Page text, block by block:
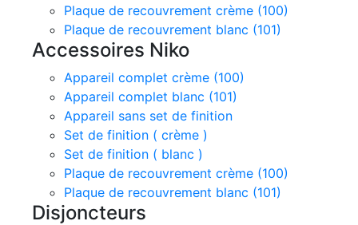
Plaque de recouvrement crème (100)
Plaque de recouvrement blanc (101)
Accessoires Niko
Appareil complet crème (100)
Appareil complet blanc (101)
Appareil sans set de finition
Set de finition ( crème )
Set de finition ( blanc )
Plaque de recouvrement crème (100)
Plaque de recouvrement blanc (101)
Disjoncteurs